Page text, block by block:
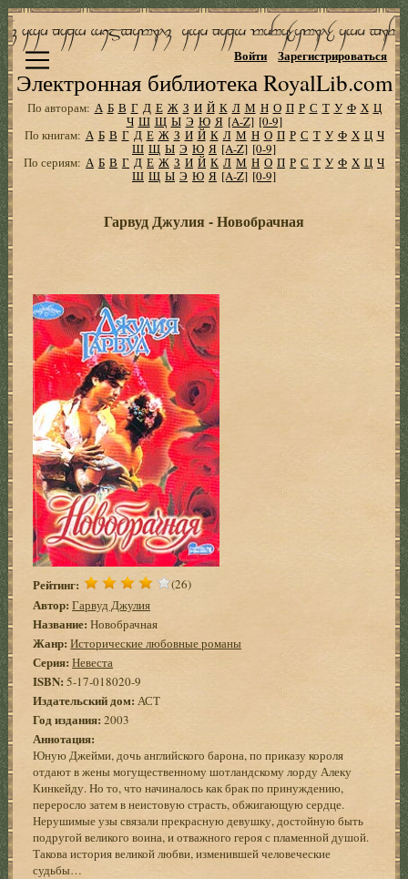
Электронная библиотека RoyalLib.com
Войти Зарегистрироваться
По авторам: А Б В Г Д Е Ж З И Й К Л М Н О П Р С Т У Ф Х Ц
Ч Ш Щ Ы Э Ю Я [A-Z] [0-9]
По книгам: А Б В Г Д Е Ж З И Й К Л М Н О П Р С Т У Ф Х Ц Ч
Ш Щ Ы Э Ю Я [A-Z] [0-9]
По сериям: А Б В Г Д Е Ж З И Й К Л М Н О П Р С Т У Ф Х Ц Ч
Ш Щ Ы Э Ю Я [A-Z] [0-9]
Гарвуд Джулия - Новобрачная
Рейтинг: (26)
Автор: Гарвуд Джулия
Название: Новобрачная
Жанр: Исторические любовные романы
Серия: Невеста
ISBN: 5-17-018020-9
Издательский дом:АСТ
Год издания: 2003
Аннотация:
Юную Джейми, дочь английского барона, по приказу короля
отдают в жены могущественному шотландскому лорду Алеку
Кинкейду. Но то, что начиналось как брак по принуждению,
переросло затем в неистовую страсть, обжигающую сердце.
Нерушимые узы связали прекрасную девушку, достойную быть
подругой великого воина, и отважного героя с пламенной душой.
Такова история великой любви, изменившей человеческие
судьбы…